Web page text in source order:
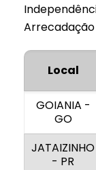
Local
GOIANIA -
GO
JATAIZINHO
- PR